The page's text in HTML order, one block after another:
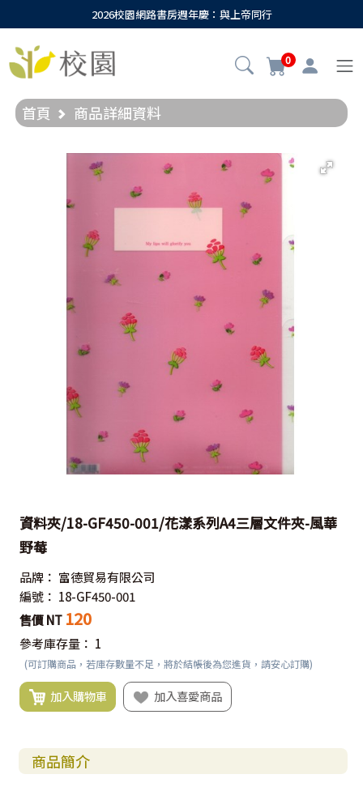
2026校園網路書房週年慶：與上帝同行
0
首頁 商品詳細資料
資料夾/18-GF450-001/花漾系列A4三層文件夾-風華
野莓
品牌： 富德貿易有限公司
編號： 18-GF450-001
售價 NT 120
參考庫存量： 1
(可訂購商品，若庫存數量不足，將於結帳後為您進貨，請安心訂購)
加入購物車 加入喜愛商品
商品簡介